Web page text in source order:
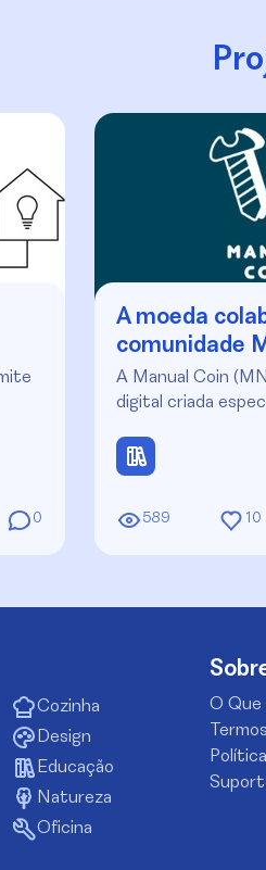
0
A moeda
comunidade
A Manual Coin
digital criada
589 10
Cozinha
Design
Educação
Natureza
Oficina
O Que